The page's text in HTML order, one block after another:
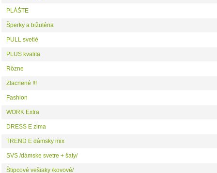
PLÁŠTE
Šperky a bižutéria
PULL svetlé
PLUS kvalita
Rôzne
Zlacnené !!!
Fashion
WORK Extra
DRESS E zima
TREND E dámsky mix
SVS /dámske svetre + šaty/
Štipcové vešiaky /kovové/